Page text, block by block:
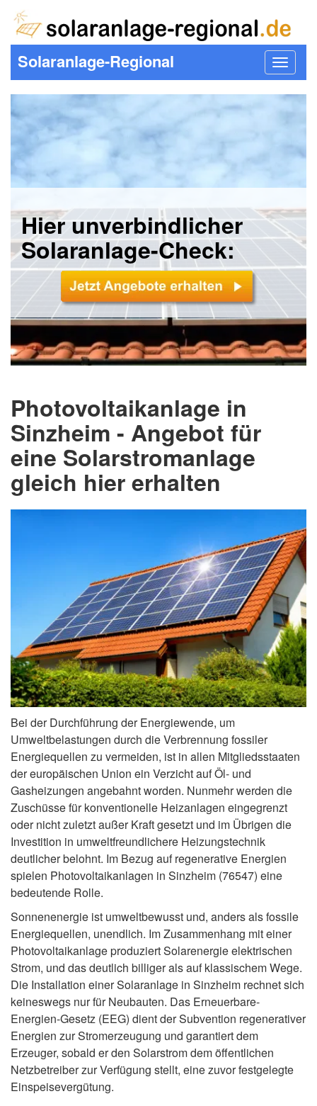
Toggle
Solaranlage-Regional
Hier unverbindlicher
Solaranlage-Check:
Photovoltaikanlage in
Sinzheim - Angebot für
eine Solarstromanlage
gleich hier erhalten
Bei der Durchführung der Energiewende, um
Umweltbelastungen durch die Verbrennung fossiler
Energiequellen zu vermeiden, ist in allen Mitgliedsstaaten
der europäischen Union ein Verzicht auf Öl- und
Gasheizungen angebahnt worden. Nunmehr werden die
Zuschüsse für konventionelle Heizanlagen eingegrenzt
oder nicht zuletzt außer Kraft gesetzt und im Übrigen die
Investition in umweltfreundlichere Heizungstechnik
deutlicher belohnt. Im Bezug auf regenerative Energien
spielen Photovoltaikanlagen in Sinzheim (76547) eine
bedeutende Rolle.
Sonnenenergie ist umweltbewusst und, anders als fossile
Energiequellen, unendlich. Im Zusammenhang mit einer
Photovoltaikanlage produziert Solarenergie elektrischen
Strom, und das deutlich billiger als auf klassischem Wege.
Die Installation einer Solaranlage in Sinzheim rechnet sich
keineswegs nur für Neubauten. Das Erneuerbare-
Energien-Gesetz (EEG) dient der Subvention regenerativer
Energien zur Stromerzeugung und garantiert dem
Erzeuger, sobald er den Solarstrom dem öffentlichen
Netzbetreiber zur Verfügung stellt, eine zuvor festgelegte
Einspeisevergütung.